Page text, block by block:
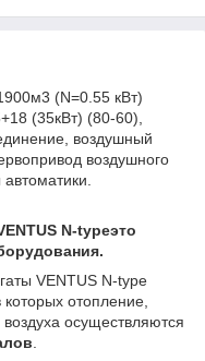
(N=0.55 кВт)
(35кВт) (80-60),
воздушный
воздушного
N-typeэто
VENTUS N-type
отопление,
осуществляются